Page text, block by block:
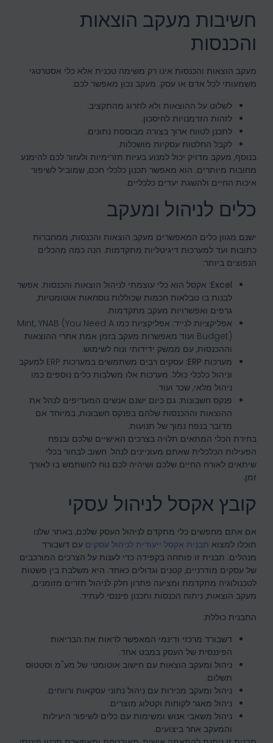
חשיבות מעקב הוצאות
והכנסות
מעקב הוצאות והכנסות אינו רק משימה טכנית אלא כלי אסטרטגי
משמעותי לכל אדם או עסק. מעקב נכון מאפשר לכם:
לשלוט על ההוצאות ולא לחרוג מהתקציב.
לזהות הזדמנויות לחיסכון.
לתכנן לטווח ארוך בצורה מבוססת נתונים.
לקבל החלטות עסקיות מושכלות.
בנוסף, מעקב מדויק יכול למנוע בעיות תזרימיות ולעזור לכם להימנע
מחובות מיותרים. הוא מאפשר תכנון כלכלי חכם, שמוביל לשיפור
איכות החיים ולהשגת יעדים כלכליים.
כלים לניהול ומעקב
ישנם מגוון כלים המאפשרים מעקב הוצאות והכנסות, ממחברות
כתובות ועד למערכות דיגיטליות מתקדמות. הנה כמה מהכלים
הנפוצים ביותר:
Excel: אקסל הוא כלי עוצמתי לניהול הוצאות והכנסות. אפשר
לבנות בו טבלאות חכמות שכוללות נוסחאות אוטומטיות,
גרפים ואפשרויות מעקב מתקדמות.
אפליקציות לנייד:
אפליקציות כמו Mint, YNAB (You Need A
Budget) ועוד מאפשרות מעקב בזמן אמת אחרי ההוצאות
וההכנסות, עם ממשק ידידותי ונוח לשימוש.
מערכות ERP:
עסקים רבים משתמשים במערכות ERP למעקב
וניהול כלכלי כולל. מערכות אלו משלבות כלים נוספים כמו
ניהול מלאי, שכר ועוד.
פנקס חשבונות: גם כיום ישנם אנשים המעדיפים לנהל את
ההוצאות וההכנסות שלהם בפנקס חשבונות, במיוחד אם
מדובר בנפח נמוך של תנועות.
בחירת הכלי המתאים תלויה בצרכים האישיים שלכם ובנפח
הפעילות הכלכלית שאתם מעוניינים לנהל. חשוב לבחור בכלי
שיתאים לאורח החיים שלכם ושיהיה לכם נוח להשתמש בו לאורך
זמן.
קובץ אקסל לניהול עסקי
אם אתם מחפשים כלי מתקדם לניהול העסק שלכם, באתר שלנו
תוכלו למצוא תבנית אקסל ייעודית לניהול עסקים עם דשבורד
מנהלים. תבנית זו פותחה בקפידה כדי לענות על הצרכים המורכבים
של עסקים מודרניים, קטנים וגדולים כאחד. היא משלבת בין פשטות
לטכנולוגיה מתקדמת ומציעה פתרון חלק לניהול תזרים מזומנים,
מעקב הוצאות, ניתוח הכנסות ותכנון פיננסי לעתיד.
התבנית כוללת:
דשבורד מרכזי ודינמי המאפשר לראות את הבריאות
הפיננסית של העסק במבט אחד.
ניהול ומעקב הוצאות עם חישוב אוטומטי של מע"מ וסטטוס
תשלום.
ניהול ומעקב מכירות עם ניהול נתוני עסקאות ורווחים.
ניהול מאגר לקוחות וקטלוג מוצרים.
ניהול משאבי אנוש ומשימות עם כלים לשיפור היעילות
והמעקב אחר ביצועים.